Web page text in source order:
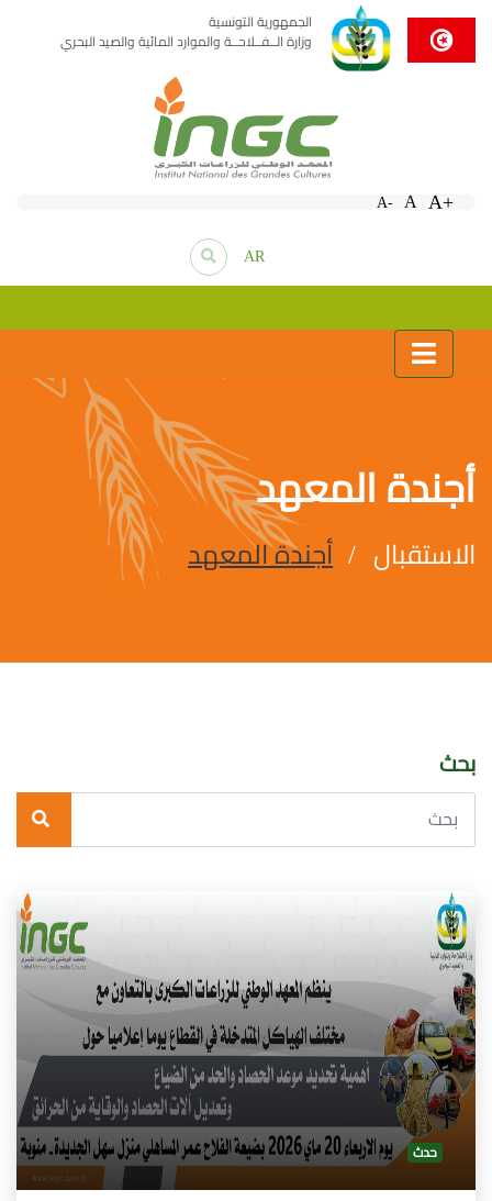
الجمهورية التونسية
وزارة الــفــلاحــة والموارد المائية والصيد البحري
A- A A+
AR
أجندة المعهد
الاستقبال أجندة المعهد
بحث
حدث